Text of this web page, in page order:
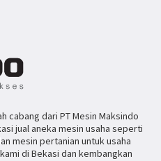
cabang dari PT Mesin Maksindo
jual aneka mesin usaha seperti
mesin pertanian untuk usaha
di Bekasi dan kembangkan